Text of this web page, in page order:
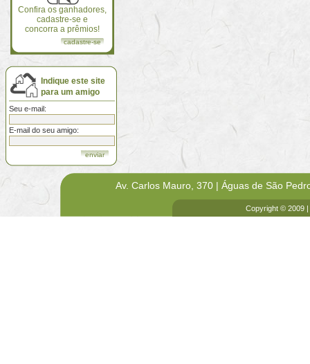
Confira os ganhadores,
cadastre-se e
concorra a prêmios!
cadastre-se
Indique este site
para um amigo
Seu e-mail:
E-mail do seu amigo:
Av. Carlos Mauro, 370 | Águas de São
Copyright © 2009